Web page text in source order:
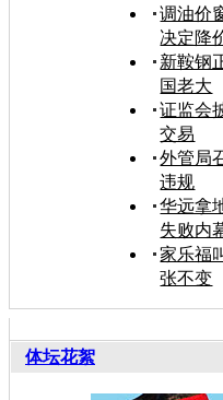
调油价
决定降
新鞍钢
国老大
证监会
交易
外管局
违规
华远拿
失败内
家乐福
张不变
体坛花絮